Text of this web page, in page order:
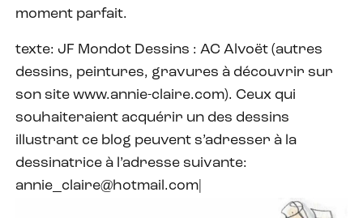
moment parfait.
texte: JF Mondot Dessins : AC Alvoët (autres
dessins, peintures, gravures à découvrir sur
son site www.annie-claire.com). Ceux qui
souhaiteraient acquérir un des dessins
illustrant ce blog peuvent s’adresser à la
dessinatrice à l’adresse suivante:
annie_claire@hotmail.com|